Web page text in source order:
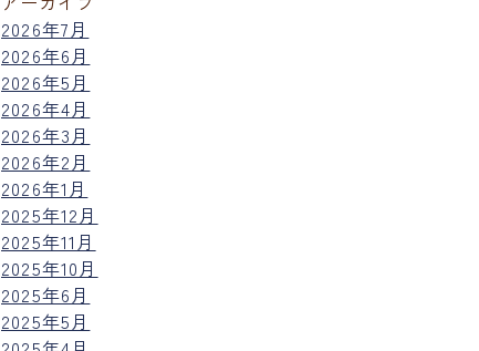
2026年7月
2026年6月
2026年5月
2026年4月
2026年3月
2026年2月
2026年1月
2025年12月
2025年11月
2025年10月
2025年6月
2025年5月